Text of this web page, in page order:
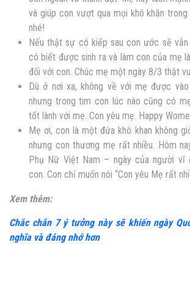
và giúp con vượt qua mọi khó khăn
nhé!
Nếu thật sự có kiếp sau con ước sẽ
có biết được sinh ra và làm con của mẹ
đối với con. Chúc mẹ một ngày 8/3 thật
Dù ở nơi xa, không về với mẹ được
nhưng trong tim con lúc nào cũng có
tốt lành với mẹ. Con yêu mẹ. Happy
Mẹ ơi, con là một đứa khô khan không
nhưng con thương mẹ rất nhiều. Hôm
Phụ Nữ Việt Nam – ngày của người vĩ
con. Con chỉ muốn nói “Con yêu Mẹ rất
Xem thêm:
Chắc chắn 7 ý tưởng này sẽ khiến ngày
nghĩa và đáng nhớ hơn